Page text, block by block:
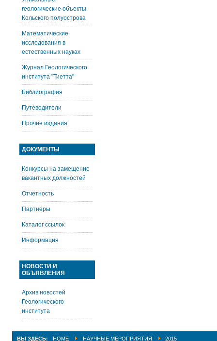
геологические объекты
Кольского полуострова
Математические
исследования в
естественных науках
Журнал Геологического
института "Тиетта"
Библиография
Путеводители
Прочие издания
ДОКУМЕНТЫ
Конкурсы на замещение
вакантных должностей
Отчетность
Партнеры
Каталог ссылок
Информация
НОВОСТИ И
ОБЪЯВЛЕНИЯ
Архив новостей
Геологического
института
ВЫ ЗДЕСЬ: HOME НАУЧНЫЕ МЕРОПРИЯТИЯ 2015